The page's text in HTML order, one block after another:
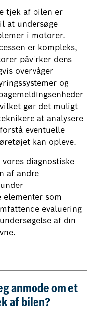
tjek af bilen er
at undersøge
i motorer.
er kompleks,
påvirker dens
overvåger
og
gør det muligt
at analysere
eventuelle
kan opleve.
diagnostiske
af andre
elementer som
evaluering
af din
anmode om et
af bilen?